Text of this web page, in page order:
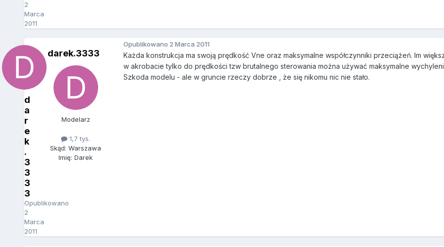
2
Marca
2011
d
a
r
e
k
.
3
3
3
3
Opublikowano
2
Marca
2011
darek.3333
Modelarz
1,7 tys.
Skąd: Warszawa
Imię: Darek
Opublikowano 2 Marca 2011
Każda konstrukcja ma swoją prędkość Vne oraz maksymalne współczynniki przeciążeń. Im
w akrobacie tylko do prędkości tzw brutalnego sterowania można używać maksymalne
Szkoda modelu - ale w gruncie rzeczy dobrze , że się nikomu nic nie stało.